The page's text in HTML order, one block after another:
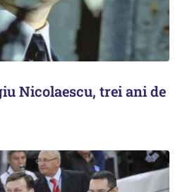
Nicolaescu, trei ani de